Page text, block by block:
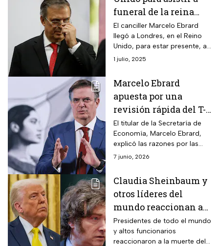
funeral de la reina
Isabel II
El canciller Marcelo Ebrard
llegó a Londres, en el Reino
Unido, para estar presente, a
nombre del gobierno de
1 julio, 2025
Marcelo Ebrard
apuesta por una
revisión rápida del T-
MEC para el desarrollo
de México
El titular de la Secretaría de
Economía, Marcelo Ebrard,
explicó las razones por las
cuales conviene a México
7 junio, 2026
Claudia Sheinbaum y
otros líderes del
mundo reaccionan a
la muerte del papa
Francisco hoy
Presidentes de todo el mundo
y altos funcionarios
reaccionaron a la muerte del